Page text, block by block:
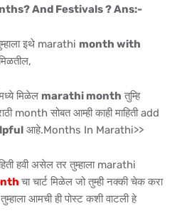
And Festivals ? Ans:-
इथे marathi month with
मिळेल marathi month तुम्हि
month सोबत आम्ही काही माहिती add
आहे.Months In Marathi>>
हवी असेल तर तुम्हाला marathi
चा चार्ट मिळेल जो तुम्ही नक्की चेक करा
आमची ही पोस्ट कशी वाटली हे